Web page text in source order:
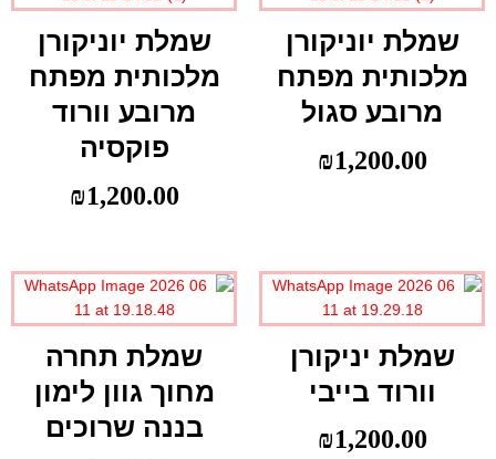
שמלת יוניקורן
מלכותית מפתח
מרובע סגול
₪1,200.00
שמלת יוניקורן
מלכותית מפתח
מרובע וורוד
פוקסיה
₪1,200.00
שמלת יניקורן
וורוד בייבי
₪1,200.00
שמלת תחרה
מחוך גוון לימון
בננה שרוכים